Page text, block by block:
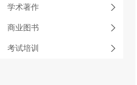
学术著作
商业图书
考试培训